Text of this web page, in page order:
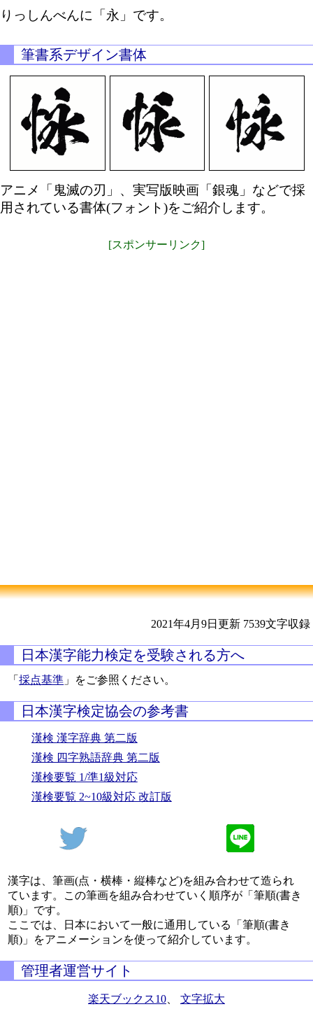
りっしんべんに「永」です。
筆書系デザイン書体
アニメ「鬼滅の刃」、実写版映画「銀魂」などで採
用されている書体(フォント)をご紹介します。
[スポンサーリンク]
2021年4月9日更新 7539文字収録
日本漢字能力検定を受験される方へ
「採点基準 」をご参照ください。
日本漢字検定協会の参考書
漢検 漢字辞典 第二版
漢検 四字熟語辞典 第二版
漢検要覧 1/準1級対応
漢検要覧 2~10級対応 改訂版
漢字は、筆画(点・横棒・縦棒など)を組み合わせて造られ
ています。この筆画を組み合わせていく順序が「筆順(書き
順)」です。
ここでは、日本において一般に通用している「筆順(書き
順)」をアニメーションを使って紹介しています。
管理者運営サイト
楽天ブックス10 文字拡大